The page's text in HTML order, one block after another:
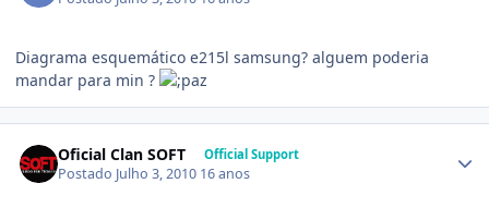
Diagrama esquemático e215l samsung? alguem poderia
mandar para min ?
Oficial Clan SOFT Official Support
Postado Julho 3, 2010 16 anos